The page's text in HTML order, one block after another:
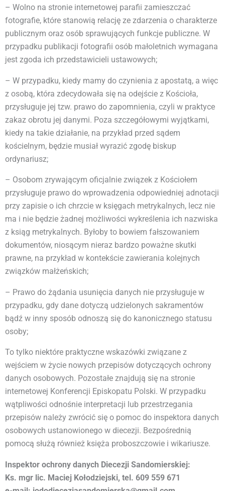
– Wolno na stronie internetowej parafii zamieszczać
fotografie, które stanowią relację ze zdarzenia o charakterze
publicznym oraz osób sprawujących funkcje publiczne. W
przypadku publikacji fotografii osób małoletnich wymagana
jest zgoda ich przedstawicieli ustawowych;
– W przypadku, kiedy mamy do czynienia z apostatą, a więc
z osobą, która zdecydowała się na odejście z Kościoła,
przysługuje jej tzw. prawo do zapomnienia, czyli w praktyce
zakaz obrotu jej danymi. Poza szczegółowymi wyjątkami,
kiedy na takie działanie, na przykład przed sądem
kościelnym, będzie musiał wyrazić zgodę biskup
ordynariusz;
– Osobom zrywającym oficjalnie związek z Kościołem
przysługuje prawo do wprowadzenia odpowiedniej adnotacji
przy zapisie o ich chrzcie w księgach metrykalnych, lecz nie
ma i nie będzie żadnej możliwości wykreślenia ich nazwiska
z ksiąg metrykalnych. Byłoby to bowiem fałszowaniem
dokumentów, niosącym nieraz bardzo poważne skutki
prawne, na przykład w kontekście zawierania kolejnych
związków małżeńskich;
– Prawo do żądania usunięcia danych nie przysługuje w
przypadku, gdy dane dotyczą udzielonych sakramentów
bądź w inny sposób odnoszą się do kanonicznego statusu
osoby;
To tylko niektóre praktyczne wskazówki związane z
wejściem w życie nowych przepisów dotyczących ochrony
danych osobowych. Pozostałe znajdują się na stronie
internetowej Konferencji Episkopatu Polski. W przypadku
wątpliwości odnośnie interpretacji lub przestrzegania
przepisów należy zwrócić się o pomoc do inspektora danych
osobowych ustanowionego w diecezji. Bezpośrednią
pomocą służą również księża proboszczowie i wikariusze.
Inspektor ochrony danych Diecezji Sandomierskiej:
Ks. mgr lic. Maciej Kołodziejski, tel. 609 559 671